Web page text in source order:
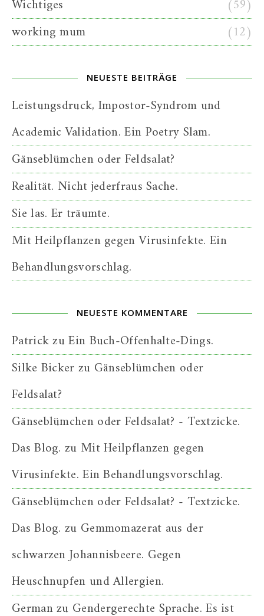
Wichtiges
(59)
working mum
(12)
NEUESTE BEITRÄGE
Leistungsdruck, Impostor-Syndrom und
Academic Validation. Ein Poetry Slam.
Gänseblümchen oder Feldsalat?
Realität. Nicht jederfraus Sache.
Sie las. Er träumte.
Mit Heilpflanzen gegen Virusinfekte. Ein
Behandlungsvorschlag.
NEUESTE KOMMENTARE
PatrickzuEin Buch-Offenhalte-Dings.
Silke Bickerzu Gänseblümchen oder
Feldsalat?
Gänseblümchen oder Feldsalat? - Textzicke.
Das Blog. zu Mit Heilpflanzen gegen
Virusinfekte. Ein Behandlungsvorschlag.
Gänseblümchen oder Feldsalat? - Textzicke.
Das Blog. zu Gemmomazerat aus der
schwarzen Johannisbeere. Gegen
Heuschnupfen und Allergien.
Germanzu Gendergerechte Sprache. Es ist